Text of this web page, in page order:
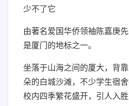
少不了它
由著名爱国华侨领袖陈嘉庚先
是厦门的地标之一。
坐落于山海之间的厦大，背
朵的白城沙滩，不少学生宿舍
校内四季繁花盛开，引人入